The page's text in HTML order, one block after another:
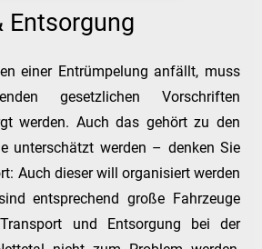
Entsorgung
einer Entrümpelung anfällt, muss
gesetzlichen Vorschriften
werden. Auch das gehört zu den
unterschätzt werden – denken Sie
Auch dieser will organisiert werden
entsprechend große Fahrzeuge
und Entsorgung bei der